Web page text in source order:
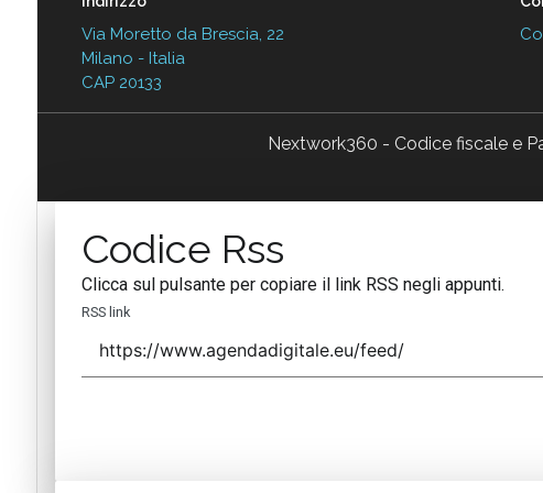
Via Moretto da Brescia, 22
Milano - Italia
CAP 20133
Nextwork360 - Codice fiscale e
Codice Rss
Clicca sul pulsante per copiare il link RSS negli appunti.
RSS link